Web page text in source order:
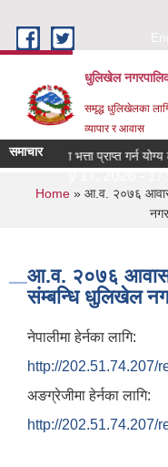
धुलिखेल
समृद्ध धुलिखेलका
व्यापार र आवास
समाचारसुरक्षा भत्ता प्राप्त गर्न
You are here
Home » आ.व. २०७६ आवास
आ.व. २०७६ आवास
संम्बन्धि धुलिखेल
नेपालीमा हेर्नका लागि:
http://202.51.74.207/
अङग्रेजीमा हेर्नका लागि:
http://202.51.74.207/